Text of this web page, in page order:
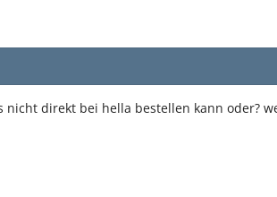
nicht direkt bei hella bestellen kann oder?